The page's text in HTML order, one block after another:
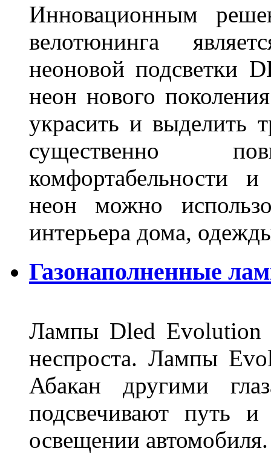
Инновационным
велотюнинга
неоновой подсветки
неон нового
украсить и выделить
существенно
комфортабельности
неон можно
интерьера дома,
Газонаполненные
Лампы Dled Evolution
неспроста. Лампы
Абакан другими
подсвечивают путь
освещении автомобиля.